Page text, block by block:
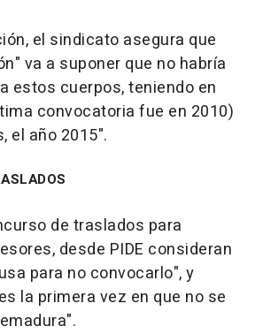
el sindicato asegura que
va a suponer que no habría
estos cuerpos, teniendo en
convocatoria fue en 2010)
el año 2015".
de traslados para
desde PIDE consideran
para no convocarlo", y
la primera vez en que no se